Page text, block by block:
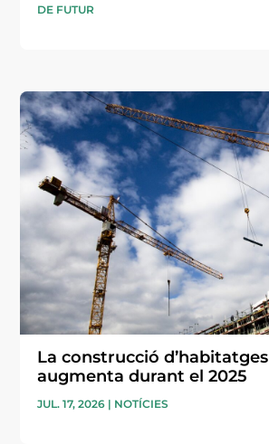
DE FUTUR
La construcció d’habitatges
augmenta durant el 2025
JUL. 17, 2026 | NOTÍCIES